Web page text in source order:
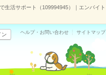
生活サポート（109994945）｜エンバイト
ン ヘルプ・お問い合わせ サイトマップ